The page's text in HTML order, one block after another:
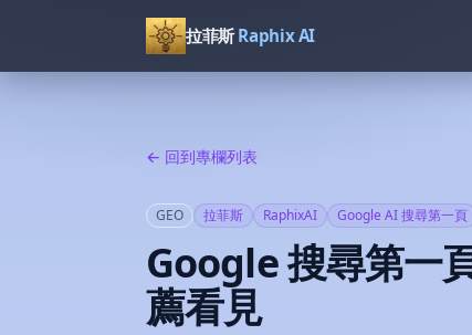
拉菲斯Raphix AI
← 回到專欄列表
GEO 拉菲斯 RaphixAI Google AI 搜尋第一頁
Google 搜尋第一
薦看見